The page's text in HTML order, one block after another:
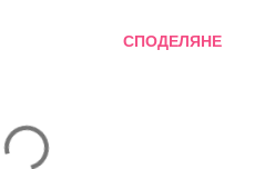
СПОДЕЛЯНЕ